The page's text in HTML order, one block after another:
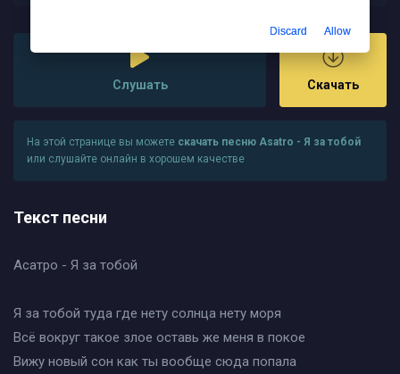
Слушать Скачать
На этой странице вы можете скачать песню Asatro - Я за тобой
или слушайте онлайн в хорошем качестве
Текст песни
Асатро - Я за тобой
Я за тобой туда где нету солнца нету моря
Всё вокруг такое злое оставь же меня в покое
Вижу новый сон как ты вообще сюда попала
Discard Allow